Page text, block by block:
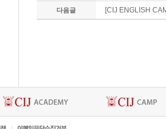
다음글 [CIJ ENGLISH